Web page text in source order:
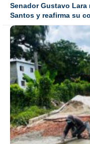
Senador Gustavo
Santos y reafirma su